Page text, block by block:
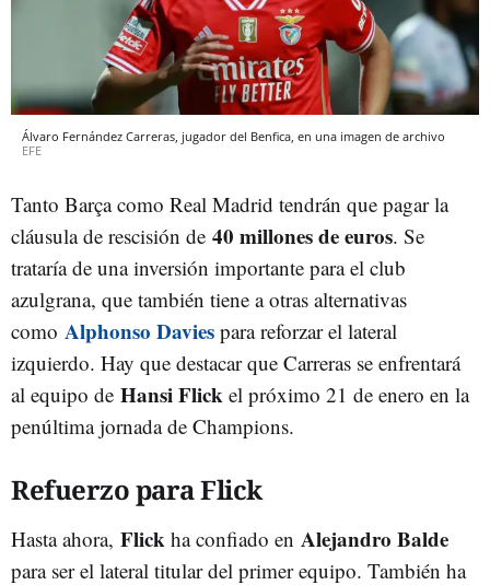
Álvaro Fernández Carreras, jugador del Benfica, en una imagen de archivo
EFE
Tanto Barça como Real Madrid tendrán que pagar la
cláusula de rescisión de 40 millones de euros. Se
trataría de una inversión importante para el club
azulgrana, que también tiene a otras alternativas
como Alphonso Davies para reforzar el lateral
izquierdo. Hay que destacar que Carreras se enfrentará
al equipo de Hansi Flick el próximo 21 de enero en la
penúltima jornada de Champions.
Refuerzo para Flick
Hasta ahora, Flick ha confiado en Alejandro Balde
para ser el lateral titular del primer equipo. También ha